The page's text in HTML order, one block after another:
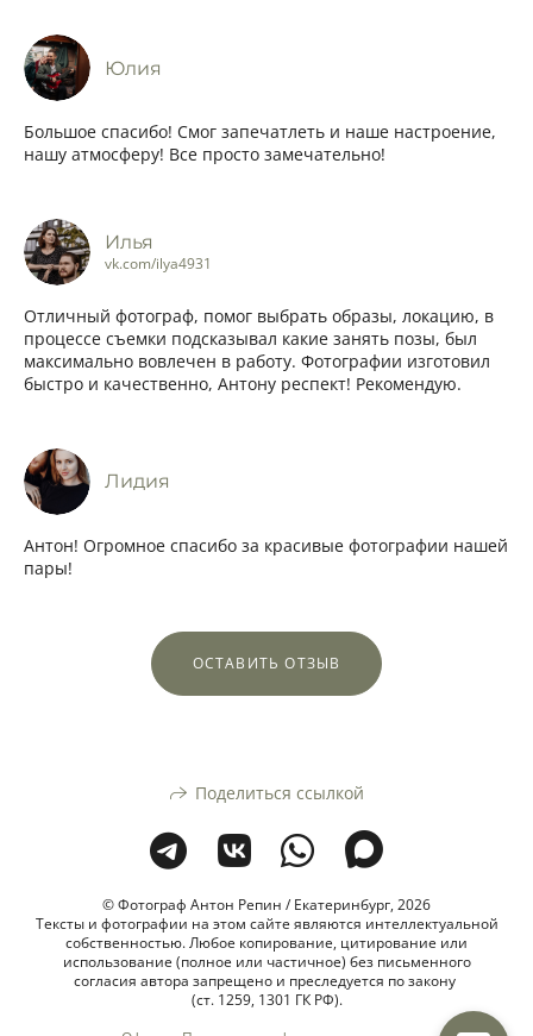
Юлия
Большое спасибо! Смог запечатлеть и наше настроение,
нашу атмосферу! Все просто замечательно!
Илья
vk.com/ilya4931
Отличный фотограф, помог выбрать образы, локацию, в
процессе съемки подсказывал какие занять позы, был
максимально вовлечен в работу. Фотографии изготовил
быстро и качественно, Антону респект! Рекомендую.
Лидия
Антон! Огромное спасибо за красивые фотографии нашей
пары!
ОСТАВИТЬ ОТЗЫВ
Поделиться ссылкой
© Фотограф Антон Репин / Екатеринбург, 2026
Тексты и фотографии на этом сайте являются интеллектуальной
собственностью. Любое копирование, цитирование или
использование (полное или частичное) без письменного
согласия автора запрещено и преследуется по закону
(ст. 1259, 1301 ГК РФ).